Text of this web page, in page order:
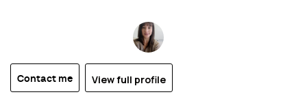
Contact me View full profile